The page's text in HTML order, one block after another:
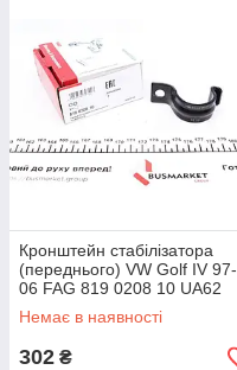
Кронштейн стабілізатора
(переднього) VW Golf IV 97-
06 FAG 819 0208 10 UA62
Немає в наявності
302 ₴